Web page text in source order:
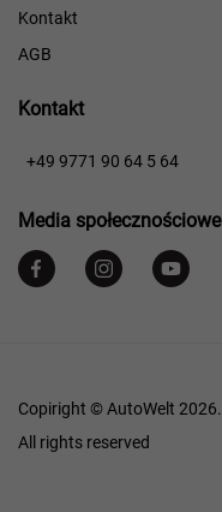
Kontakt
AGB
Kontakt
+49 9771 90 64 5 64
Media społecznościowe
Copiright © AutoWelt 2026.
All rights reserved